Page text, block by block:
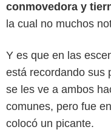
conmovedora y
la cual no muchos
Y es que en las
está recordando sus
se les ve a ambos
comunes, pero fue
colocó un picante.